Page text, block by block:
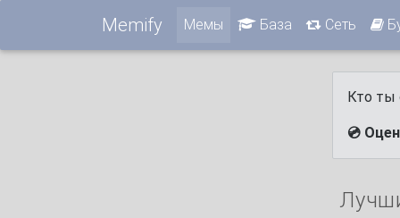
Memify Мемы База Сеть
Кто ты
💿